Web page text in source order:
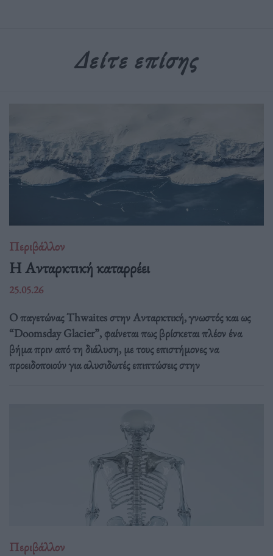
Δείτε επίσης
Περιβάλλον
Η Ανταρκτική καταρρέει
25.05.26
Ο παγετώνας Thwaites στην Ανταρκτική, γνωστός και ως
“Doomsday Glacier”, φαίνεται πως βρίσκεται πλέον ένα
βήμα πριν από τη διάλυση, με τους επιστήμονες να
προειδοποιούν για αλυσιδωτές επιπτώσεις στην
Περιβάλλον